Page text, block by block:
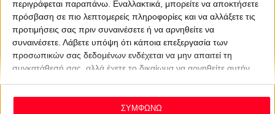
περιγράφεται παραπάνω. Εναλλακτικά, μπορείτε να αποκτήσετε
πρόσβαση σε πιο λεπτομερείς πληροφορίες και να αλλάξετε τις
προτιμήσεις σας πριν συναινέσετε ή να αρνηθείτε να
συναινέσετε. Λάβετε υπόψη ότι κάποια επεξεργασία των
προσωπικών σας δεδομένων ενδέχεται να μην απαιτεί τη
συγκατάθεσή σας, αλλά έχετε το δικαίωμα να αρνηθείτε αυτήν
ανακαλέσετε τη συγκατάθεσή σας ανά πάσα στιγμή
ΣΥΜΦΩΝΩ